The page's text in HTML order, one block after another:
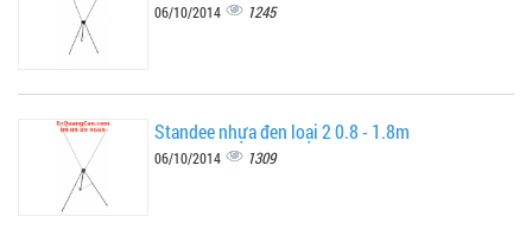
06/10/2014 1245
Standee nhựa đen loại 2 0.8 - 1.8m
06/10/2014 1309